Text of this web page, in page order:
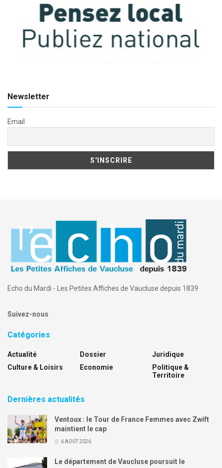
Newsletter
Email
Echo du Mardi - Les Petites Affiches de Vaucluse depuis 1839
Suivez-nous
Catégories
Actualité
Culture & Loisirs
Dossier
Economie
Juridique
Politique &
Territoire
Dernières actualités
Ventoux : le Tour de France Femmes avec Zwift
maintient le cap
6 AOÛT 2026
Le département de Vaucluse poursuit le